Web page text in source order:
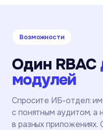
Возможности
Один RBAC
модулей
Спросите ИБ-отдел:
с понятным аудитом, а
в разных приложениях.